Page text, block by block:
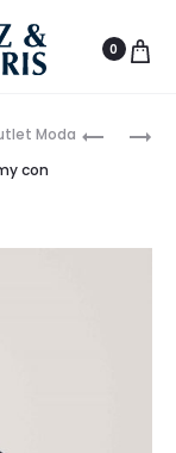
0
CAMISA
VESPITA
Moda
con